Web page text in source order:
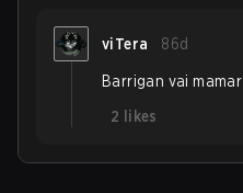
viTera 86d
Barrigan vai mamar
2
likes